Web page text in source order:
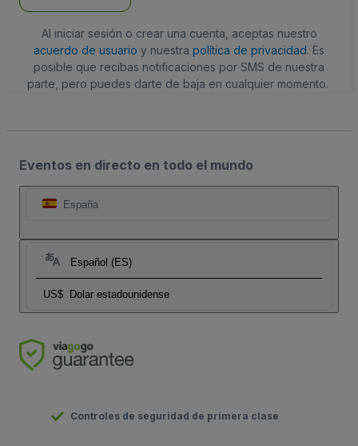
Al iniciar sesión o crear una cuenta, aceptas nuestro
acuerdo de usuario y nuestra política de privacidad. Es
posible que recibas notificaciones por SMS de nuestra
parte, pero puedes darte de baja en cualquier momento.
Eventos en directo en todo el mundo
España
Español (ES)
US$ Dolar estadounidense
Controles de seguridad de primera clase